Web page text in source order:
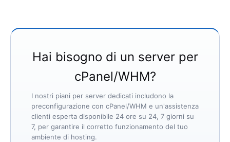
Hai bisogno di un server per
cPanel/WHM?
I nostri piani per server dedicati includono la
preconfigurazione con cPanel/WHM e un'assistenza
clienti esperta disponibile 24 ore su 24, 7 giorni su
7, per garantire il corretto funzionamento del tuo
ambiente di hosting.